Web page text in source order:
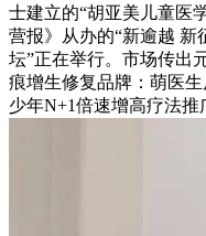
士建立的“胡亚美儿童医
营报》从办的“新逾越
坛”正在举行。市场传出
痕增生修复品牌：萌医
少年N+1倍速增高疗法推